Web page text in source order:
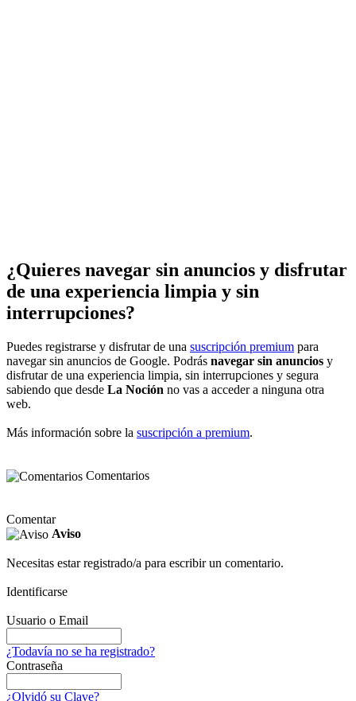
¿Quieres navegar sin anuncios y disfrutar
de una experiencia limpia y sin
interrupciones?
Puedes registrarse y disfrutar de una suscripción premium para
navegar sin anuncios de Google. Podrás navegar sin anuncios y
disfrutar de una experiencia limpia, sin interrupciones y segura
sabiendo que desde La Noción no vas a acceder a ninguna otra
web.
Más información sobre la suscripción a premium.
Comentarios
Comentar
Aviso
Necesitas estar registrado/a para escribir un comentario.
Identificarse
Usuario o Email
¿Todavía no se ha registrado?
Contraseña
¿Olvidó su Clave?